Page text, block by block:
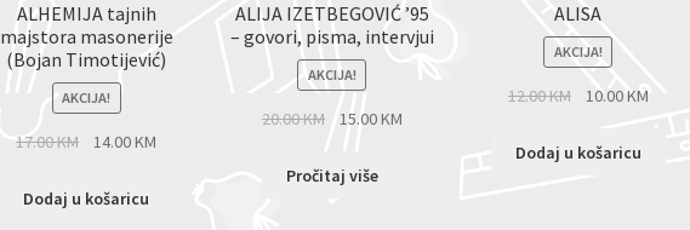
ALHEMIJA tajnih
majstora masonerije
(Bojan Timotijević)
AKCIJA!
17.00KM 14.00KM
Dodaj u košaricu
ALIJA IZETBEGOVIĆ ’95
– govori, pisma, intervjui
AKCIJA!
20.00KM 15.00KM
Pročitaj više
ALISA
AKCIJA!
12.00KM 10.00KM
Dodaj u košaricu